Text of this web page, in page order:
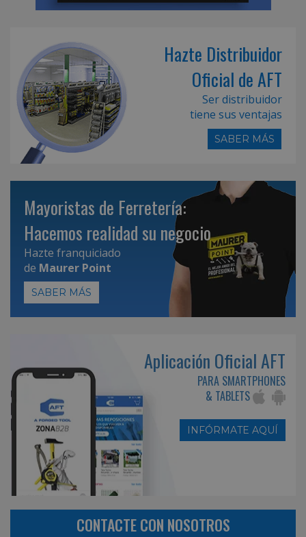
Hazte Distribuidor
Oficial de AFT
Ser distribuidor
tiene sus ventajas
SABER MÁS
Mayoristas de Ferretería:
Hacemos realidad su negocio
Hazte franquiciado
de Maurer Point
SABER MÁS
Aplicación Oficial AFT
PARA SMARTPHONES
& TABLETS
INFÓRMATE AQUÍ
CONTACTE CON NOSOTROS